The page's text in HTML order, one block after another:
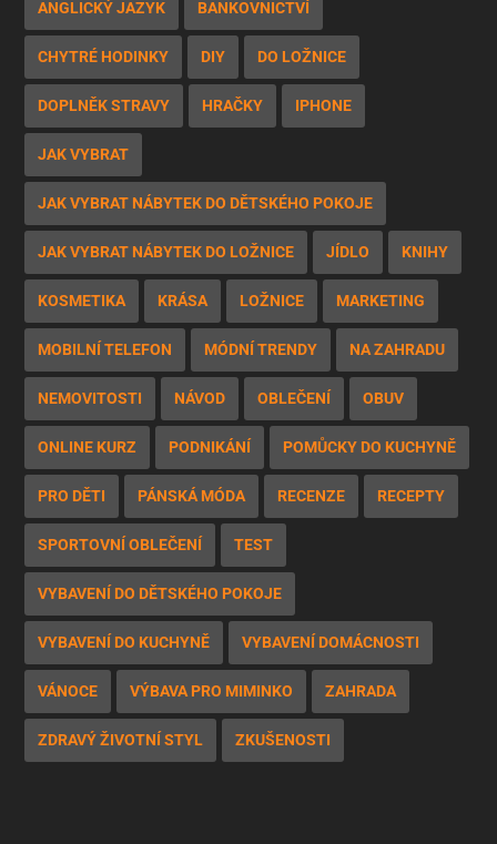
ANGLICKÝ JAZYK BANKOVNICTVÍ
CHYTRÉ HODINKY DIY DO LOŽNICE
DOPLNĚK STRAVY HRAČKY IPHONE
JAK VYBRAT
JAK VYBRAT NÁBYTEK DO DĚTSKÉHO POKOJE
JAK VYBRAT NÁBYTEK DO LOŽNICE JÍDLO KNIHY
KOSMETIKA KRÁSA LOŽNICE MARKETING
MOBILNÍ TELEFON MÓDNÍ TRENDY NA ZAHRADU
NEMOVITOSTI NÁVOD OBLEČENÍ OBUV
ONLINE KURZ PODNIKÁNÍ POMŮCKY DO KUCHYNĚ
PRO DĚTI PÁNSKÁ MÓDA RECENZE RECEPTY
SPORTOVNÍ OBLEČENÍ TEST
VYBAVENÍ DO DĚTSKÉHO POKOJE
VYBAVENÍ DO KUCHYNĚ VYBAVENÍ DOMÁCNOSTI
VÁNOCE VÝBAVA PRO MIMINKO ZAHRADA
ZDRAVÝ ŽIVOTNÍ STYL ZKUŠENOSTI